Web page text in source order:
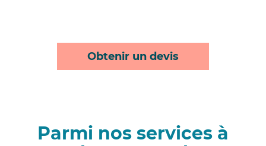
Obtenir un devis
Parmi nos services à